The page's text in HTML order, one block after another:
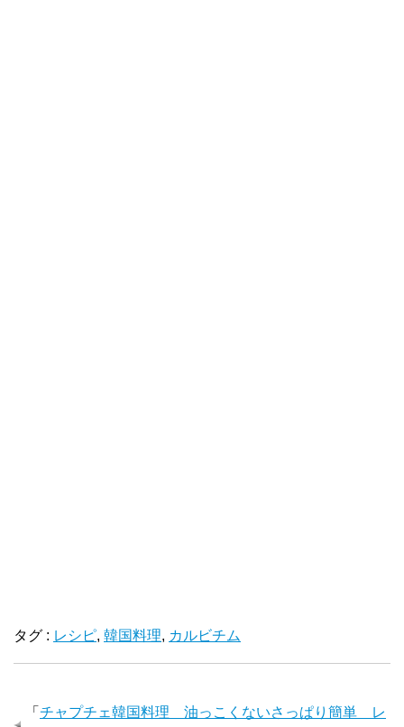
タグ : レシピ, 韓国料理, カルビチム
「 チャプチェ韓国料理 油っこくないさっぱり簡単 レ